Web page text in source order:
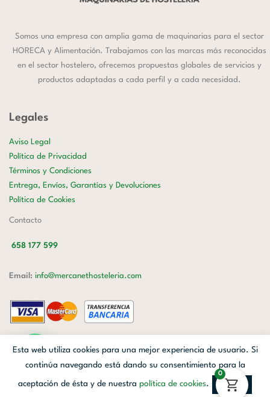
Somos una empresa con amplia gama de maquinarias para el sector
HORECA y Alimentación. Trabajamos con las marcas más reconocidas
en el sector hostelero, ofrecemos propuestas globales de servicios y
productos adaptadas a cada perfil y a cada necesidad.
Legales
Aviso Legal
Política de Privacidad
Términos y Condiciones
Entrega, Envíos, Garantías y Devoluciones
Política de Cookies
Contacto
658 177 599
Email: info@mercanethosteleria.com
Mercanet © 2026.| Diseñado porAvanzada Digital| Webmaster
Esta web utiliza cookies para una mejor experiencia de usuario. Si
continúa navegando está dando su consentimiento para la
aceptación de ésta y de nuestra política de cookies. Aceptar
0